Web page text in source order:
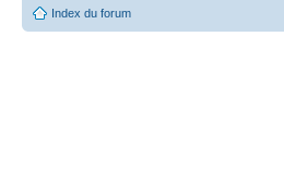
Index du forum